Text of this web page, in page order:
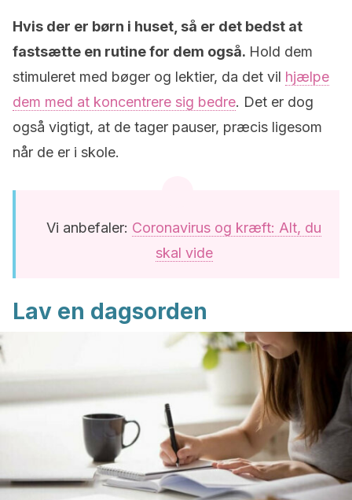
Hvis der er børn i huset, så er det bedst at
fastsætte en rutine for dem også. Hold dem
stimuleret med bøger og lektier, da det vil hjælpe
dem med at koncentrere sig bedre. Det er dog
også vigtigt, at de tager pauser, præcis ligesom
når de er i skole.
Vi anbefaler: Coronavirus og kræft: Alt, du
skal vide
Lav en dagsorden